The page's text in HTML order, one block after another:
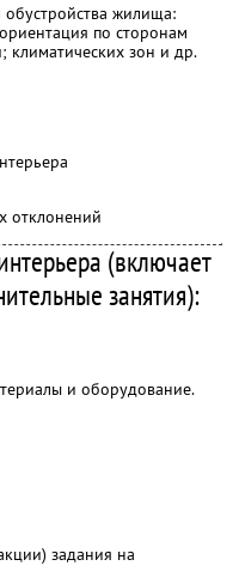
жилища:
по сторонам
климатических зон и др.
отклонений
(включает
занятия):
и оборудование.
задания на